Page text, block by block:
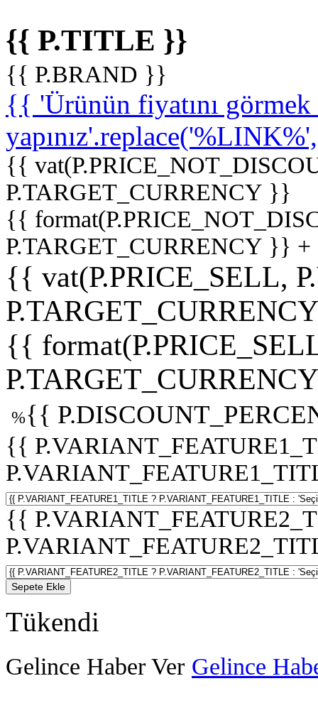
{{ P.TITLE }}
{{ P.BRAND }}
{{ 'Ürünün fiyatını
{{
P.TARGET_CURRENCY }}
{{
P.TARGET_CURRENCY }}
{{ vat(P.PRICE_SELL,
{{
%{{
{{
{{
Sepete Ekle
Tükendi
Gelince Haber Ver Gelince